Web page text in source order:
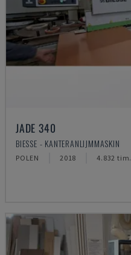
JADE 340
BIESSE - KANTERANLIJMMASKIN
POLEN 2018 4.832 tim.